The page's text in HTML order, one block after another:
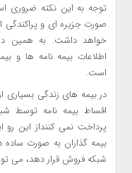
توجه به این نکته ضروری
صورت جزیره ای و پراکندگی
خواهد داشت. به همین
اطلاعات بیمه نامه ها و
است.
در بیمه های زندگی بسیاری
اقساط بیمه نامه توسط
پرداخت نمی کننداز این
بیمه گذاران به صورت ساده
شبکه فروش قرار دهد، می